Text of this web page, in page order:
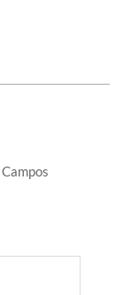
Campos